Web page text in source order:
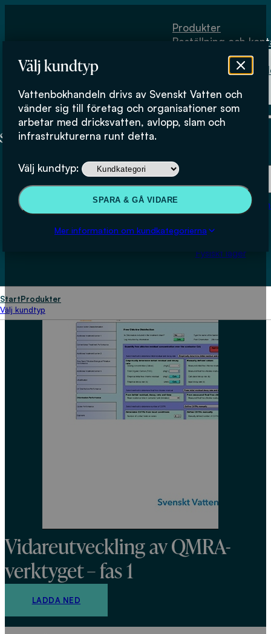
Välj kundtyp
Vattenbokhandeln drivs av Svenskt Vatten och
vänder sig till företag och organisationer som
arbetar med dricksvatten, avlopp, slam och
infrastrukturerna runt detta.
Välj kundtyp:
SPARA & GÅ VIDARE
Mer information om kundkategorierna
Produkter
Beställning och
Fysiskt lager
Beställning och kontakt
Om
Köpvillkor
Fysiskt lager
StartProdukter
Välj kundtyp
Vidareutveckling av QMRA-
verktyget – fas 1
LADDA NED